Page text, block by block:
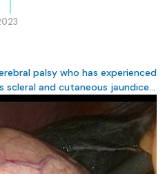
palsy who has experienced
and cutaneous jaundice
for evaluation of